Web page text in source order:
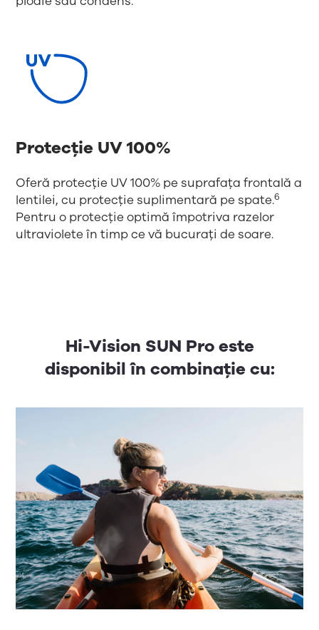
Protecție UV 100%
Oferă protecție UV 100% pe suprafața frontală a
lentilei, cu protecție suplimentară pe spate.6
Pentru o protecție optimă împotriva razelor
ultraviolete în timp ce vă bucurați de soare.
Hi-Vision SUN Pro este
disponibil în combinație cu: